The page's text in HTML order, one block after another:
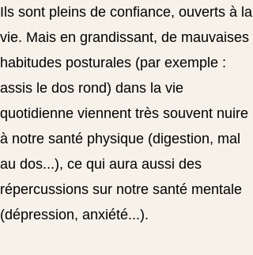
Ils sont pleins de confiance, ouverts à la
vie. Mais en grandissant, de mauvaises
habitudes posturales (par exemple :
assis le dos rond) dans la vie
quotidienne viennent très souvent nuire
à notre santé physique (digestion, mal
au dos...), ce qui aura aussi des
répercussions sur notre santé mentale
(dépression, anxiété...).